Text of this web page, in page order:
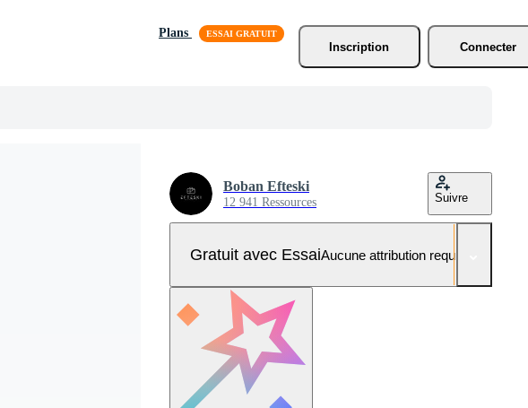
Plans
Inscription
Connecter
Boban Efteski
12 941 Ressources Suivre
Gratuit avec EssaiAucune attribution requise